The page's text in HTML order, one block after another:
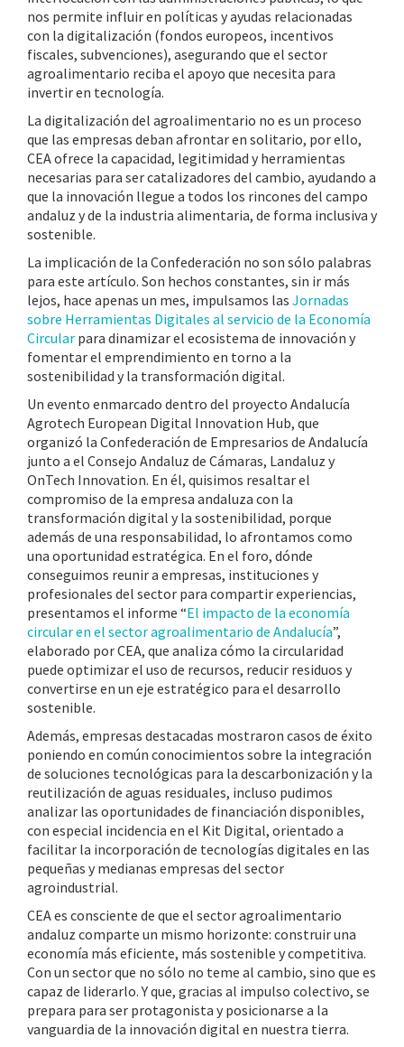
nos permite influir en políticas y ayudas relacionadas
con la digitalización (fondos europeos, incentivos
fiscales, subvenciones), asegurando que el sector
agroalimentario reciba el apoyo que necesita para
invertir en tecnología.
La digitalización del agroalimentario no es un proceso
que las empresas deban afrontar en solitario, por ello,
CEA ofrece la capacidad, legitimidad y herramientas
necesarias para ser catalizadores del cambio, ayudando a
que la innovación llegue a todos los rincones del campo
andaluz y de la industria alimentaria, de forma inclusiva y
sostenible.
La implicación de la Confederación no son sólo palabras
para este artículo. Son hechos constantes, sin ir más
lejos, hace apenas un mes, impulsamos las Jornadas
sobre Herramientas Digitales al servicio de la Economía
Circular para dinamizar el ecosistema de innovación y
fomentar el emprendimiento en torno a la
sostenibilidad y la transformación digital.
Un evento enmarcado dentro del proyecto Andalucía
Agrotech European Digital Innovation Hub, que
organizó la Confederación de Empresarios de Andalucía
junto a el Consejo Andaluz de Cámaras, Landaluz y
OnTech Innovation. En él, quisimos resaltar el
compromiso de la empresa andaluza con la
transformación digital y la sostenibilidad, porque
además de una responsabilidad, lo afrontamos como
una oportunidad estratégica. En el foro, dónde
conseguimos reunir a empresas, instituciones y
profesionales del sector para compartir experiencias,
presentamos el informe “El impacto de la economía
circular en el sector agroalimentario de Andalucía”,
elaborado por CEA, que analiza cómo la circularidad
puede optimizar el uso de recursos, reducir residuos y
convertirse en un eje estratégico para el desarrollo
sostenible.
Además, empresas destacadas mostraron casos de éxito
poniendo en común conocimientos sobre la integración
de soluciones tecnológicas para la descarbonización y la
reutilización de aguas residuales, incluso pudimos
analizar las oportunidades de financiación disponibles,
con especial incidencia en el Kit Digital, orientado a
facilitar la incorporación de tecnologías digitales en las
pequeñas y medianas empresas del sector
agroindustrial.
CEA es consciente de que el sector agroalimentario
andaluz comparte un mismo horizonte: construir una
economía más eficiente, más sostenible y competitiva.
Con un sector que no sólo no teme al cambio, sino que es
capaz de liderarlo. Y que, gracias al impulso colectivo, se
prepara para ser protagonista y posicionarse a la
vanguardia de la innovación digital en nuestra tierra.